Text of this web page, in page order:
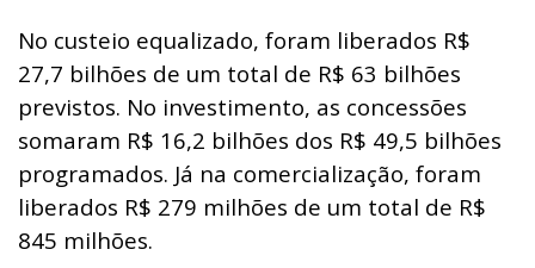
No custeio equalizado, foram liberados R$
27,7 bilhões de um total de R$ 63 bilhões
previstos. No investimento, as concessões
somaram R$ 16,2 bilhões dos R$ 49,5 bilhões
programados. Já na comercialização, foram
liberados R$ 279 milhões de um total de R$
845 milhões.